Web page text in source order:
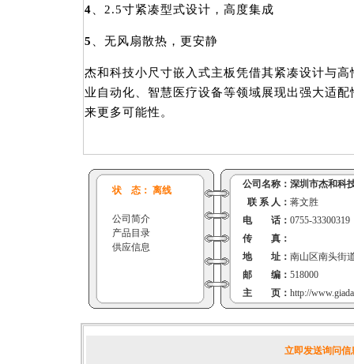
4、2.5寸紧凑型式设计，高度集成
5 、无风扇散热，更安静
杰和科技小尺寸嵌入式主板凭借其紧凑设计与
业自动化、智慧医疗设备等领域展现出强大适
来更多可能性。
状 态： 离线
公司简介
产品目录
供应信息
公司名称： 深圳市杰和科
联 系 人： 蒋文胜
电 话： 0755-33300319
传 真：
地 址： 南山区南头街
邮 编： 518000
主 页： http://
立即发送询问信